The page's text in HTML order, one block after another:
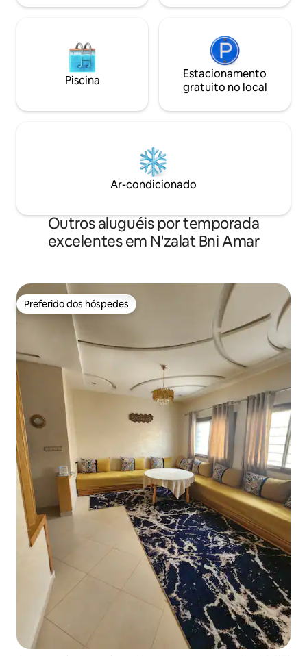
Piscina
Estacionamento
gratuito no local
Ar-condicionado
Outros aluguéis por temporada
excelentes em N'zalat Bni Amar
Preferido dos hóspedes
Preferido dos hóspedes